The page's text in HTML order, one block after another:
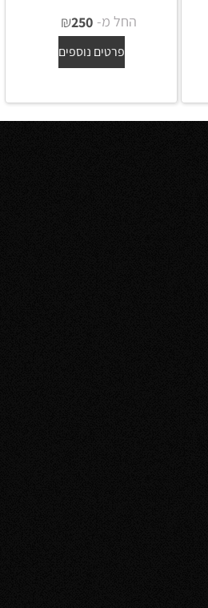
החל מ- ₪250
פרטים נוספים